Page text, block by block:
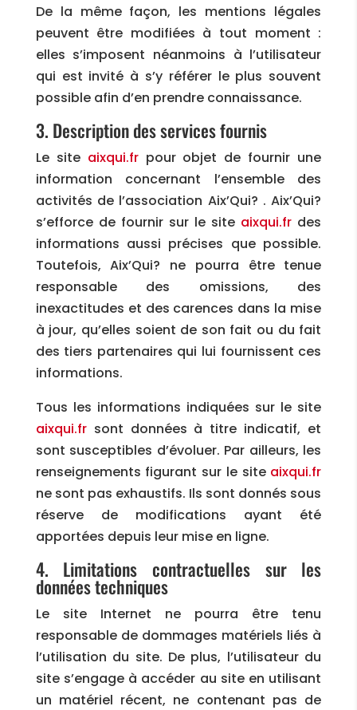
De la même façon, les mentions légales
peuvent être modifiées à tout moment :
elles s’imposent néanmoins à l’utilisateur
qui est invité à s’y référer le plus souvent
possible afin d’en prendre connaissance.
3. Description des services fournis
Le site aixqui.frpour objet de fournir une
information concernant l’ensemble des
activités de l’association Aix’Qui? . Aix’Qui?
s’efforce de fournir sur le site aixqui.fr des
informations aussi précises que possible.
Toutefois, Aix’Qui? ne pourra être tenue
responsable des omissions, des
inexactitudes et des carences dans la mise
à jour, qu’elles soient de son fait ou du fait
des tiers partenaires qui lui fournissent ces
informations.
Tous les informations indiquées sur le site
aixqui.frsont données à titre indicatif, et
sont susceptibles d’évoluer. Par ailleurs, les
renseignements figurant sur le site aixqui.fr
ne sont pas exhaustifs. Ils sont donnés sous
réserve de modifications ayant été
apportées depuis leur mise en ligne.
4. Limitations contractuelles sur les
données techniques
Le site Internet ne pourra être tenu
responsable de dommages matériels liés à
l’utilisation du site. De plus, l’utilisateur du
site s’engage à accéder au site en utilisant
un matériel récent, ne contenant pas de